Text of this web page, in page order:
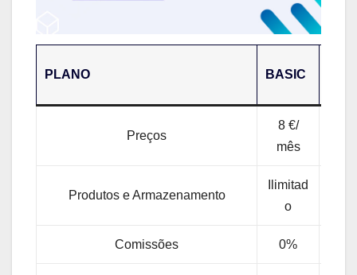
PLANO BASIC
Preços
8 €/
mês
Produtos e Armazenamento
Ilimitad
o
Comissões 0%